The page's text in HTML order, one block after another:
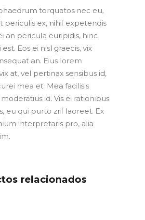
torquatos nec eu,
periculis ex, nihil expetendis
an pericula euripidis, hinc
Eos ei nisl graecis, vix
an. Eius lorem
at, vel pertinax sensibus id,
mea et. Mea facilisis
id. Vis ei rationibus
eu qui purto zril laoreet. Ex
interpretaris pro, alia
relacionados